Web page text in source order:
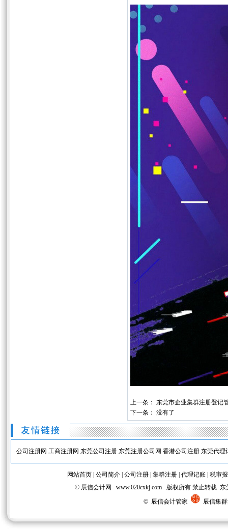
上一条： 东莞市企业集群注册登记
下一条： 没有了
公司注册网 工商注册网 东莞公司注册 东莞注册公司网 香港公司注册 东莞代理
网站首页 公司简介 公司注册 集群注册 代理记账 税审
© 辰信会计网 www.020cxkj.com 版权所有 禁止转载
© 辰信会计管家
辰信集